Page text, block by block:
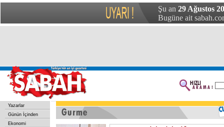
Şu an 29 Ağustos
Bugüne ait
Yazarlar
Günün İçinden
Ekonomi